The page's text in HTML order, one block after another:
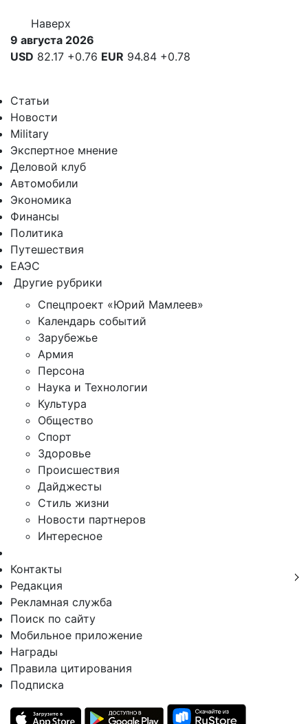
Наверх
9 августа 2026
USD 82.17 +0.76 EUR 94.84 +0.78
Статьи
Новости
Military
Экспертное мнение
Деловой клуб
Автомобили
Экономика
Финансы
Политика
Путешествия
ЕАЭС
Другие рубрики
Спецпроект «Юрий Мамлеев»
Календарь событий
Зарубежье
Армия
Персона
Наука и Технологии
Культура
Общество
Спорт
Здоровье
Происшествия
Дайджесты
Стиль жизни
Новости партнеров
Интересное
Контакты
Редакция
Рекламная служба
Поиск по сайту
Мобильное приложение
Награды
Правила цитирования
Подписка